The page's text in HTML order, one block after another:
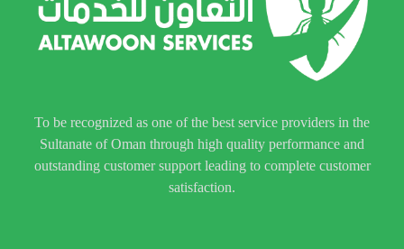
To be recognized as one of the best service providers in the
Sultanate of Oman through high quality performance and
outstanding customer support leading to complete customer
satisfaction.